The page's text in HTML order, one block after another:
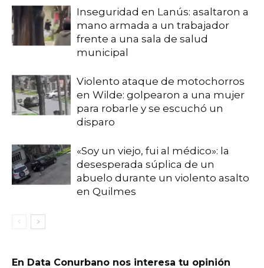
Inseguridad en Lanús: asaltaron a
mano armada a un trabajador
frente a una sala de salud
municipal
Violento ataque de motochorros
en Wilde: golpearon a una mujer
para robarle y se escuchó un
disparo
«Soy un viejo, fui al médico»: la
desesperada súplica de un
abuelo durante un violento asalto
en Quilmes
En Data Conurbano nos interesa tu opinión